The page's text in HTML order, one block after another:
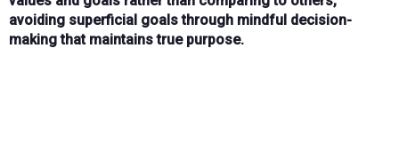
avoiding superficial goalsthrough mindful decision-
makingthat maintains true purpose.